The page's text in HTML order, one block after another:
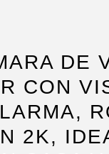
DE
CON
2K,